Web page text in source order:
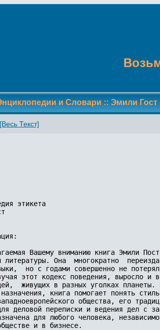
и Словари :: Эмили Гост
[Весь Текст]
этикета
Вашему вниманию книга Эмили
литературы. Она  многократно
но с годами совершенно не
этот кодекс поведения, выросло и
живущих в разных уголках планеты.
назначения, книга помогает понять
общества, его
деловой переписки и ведения дел с
для любого человека,
и в бизнесе.